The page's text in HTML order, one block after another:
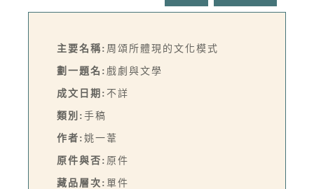
主要名稱: 周頌所體現的文化模式
劃一題名: 戲劇與文學
成文日期: 不詳
類別: 手稿
作者: 姚一葦
原件與否: 原件
藏品層次: 單件